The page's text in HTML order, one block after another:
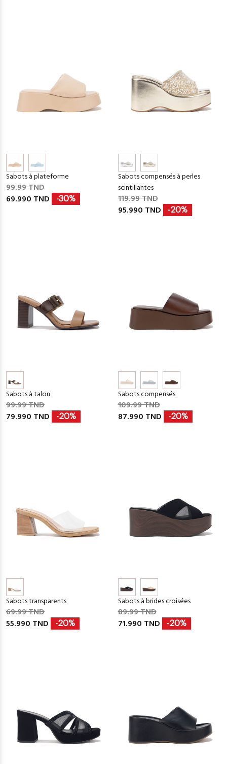
Sabots à plateforme
99.99 TND
69.990 TND
-30%
Sabots compensés à perles
scintillantes
119.99 TND
95.990 TND
-20%
Sabots à talon
99.99 TND
79.990 TND
-20%
Sabots compensés
109.99 TND
87.990 TND
-20%
Sabots transparents
69.99 TND
55.990 TND
-20%
Sabots à brides croisées
89.99 TND
71.990 TND
-20%